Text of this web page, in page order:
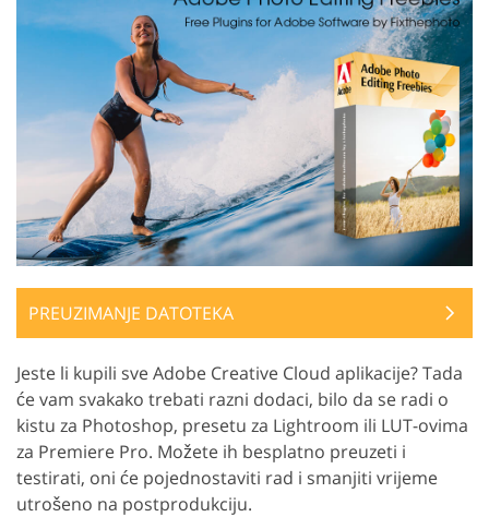
PREUZIMANJE DATOTEKA
Jeste li kupili sve Adobe Creative Cloud aplikacije? Tada
će vam svakako trebati razni dodaci, bilo da se radi o
kistu za Photoshop, presetu za Lightroom ili LUT-ovima
za Premiere Pro. Možete ih besplatno preuzeti i
testirati, oni će pojednostaviti rad i smanjiti vrijeme
utrošeno na postprodukciju.